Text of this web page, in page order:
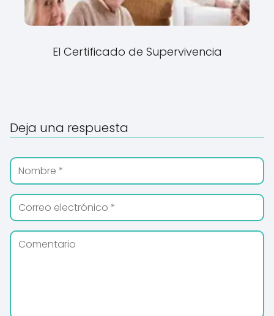
El Certificado de Supervivencia
Deja una respuesta